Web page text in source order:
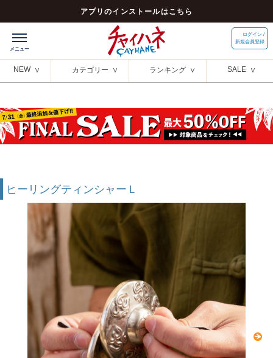
アプリのインストールはこちら
ログイン /
新規会員登録
NEW カテゴリー ランキング SALE
ヒーリングティンシャーＬ